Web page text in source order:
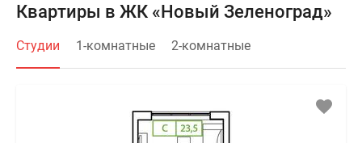
Квартиры в ЖК «Новый Зеленоград»
Студии 1-комнатные 2-комнатные